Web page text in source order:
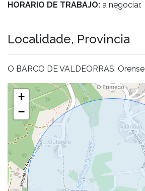
HORARIO DE TRABAJO: a negociar.
Localidade, Provincia
O BARCO DE VALDEORRAS, Orense
+
−